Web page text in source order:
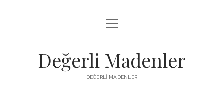
FACEBOOK TAKIPÇI YÜKSELTME HILESI
menüyü
aç
Değerli Madenler
DEĞERLI MADENLER